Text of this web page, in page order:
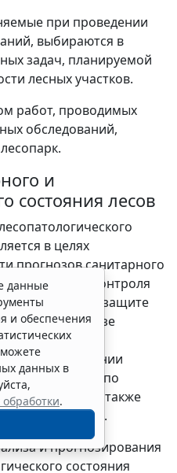
при проведении
выбираются в
задач, планируемой
лесных участков.
работ, проводимых
обследований,
и
состояния лесов
в целях
прогнозов санитарного
лесов, контроля
по защите
анализе
о фактическом
состоянии
работы по
организмов, а также
мероприятия.
и прогнозирования
состояния
данные
и обеспечения
данных в
.